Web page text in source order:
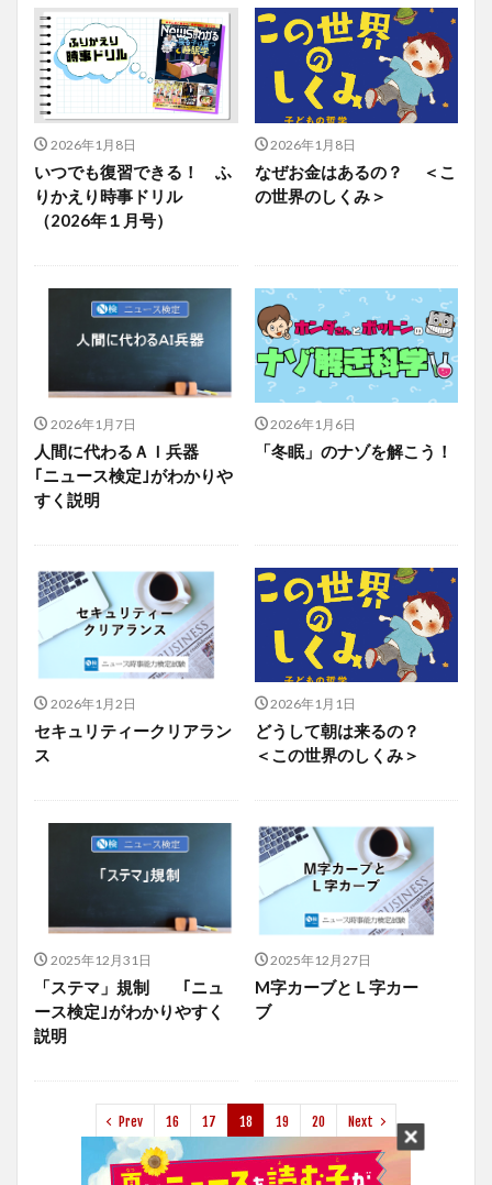
2026年1月8日
いつでも復習できる！ ふ
りかえり時事ドリル
（2026年１月号）
2026年1月8日
なぜお金はあるの？ ＜こ
の世界のしくみ＞
2026年1月7日
人間に代わるＡＩ兵器
｢ニュース検定｣がわかりや
すく説明
2026年1月6日
「冬眠」のナゾを解こう！
2026年1月2日
セキュリティークリアラン
ス
2026年1月1日
どうして朝は来るの？
＜この世界のしくみ＞
2025年12月31日
「ステマ」規制 ｢ニュ
ース検定｣がわかりやすく
説明
2025年12月27日
M字カーブとＬ字カー
ブ
Prev 16 17 18 19 20 Next